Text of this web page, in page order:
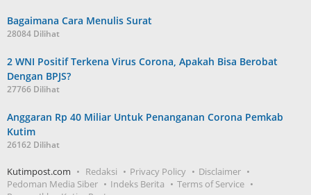
Bagaimana Cara Menulis Surat
28084 Dilihat
2 WNI Positif Terkena Virus Corona, Apakah Bisa Berobat
Dengan BPJS?
27766 Dilihat
Anggaran Rp 40 Miliar Untuk Penanganan Corona Pemkab
Kutim
26162 Dilihat
Kutimpost.com Redaksi Privacy Policy
Disclaimer
Pedoman Media Siber
Indeks Berita
Terms of Service